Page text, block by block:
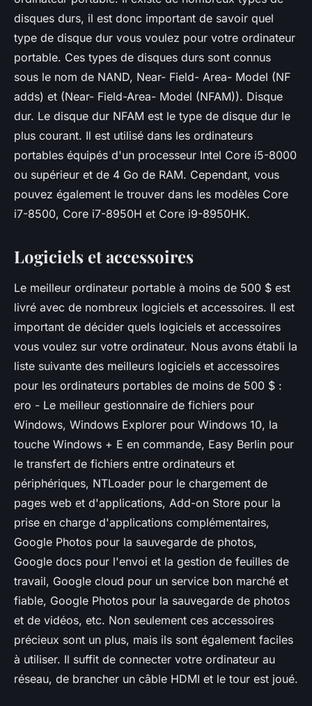
disques durs, il est donc important de savoir quel
type de disque dur vous voulez pour votre ordinateur
portable. Ces types de disques durs sont connus
sous le nom de NAND, Near- Field- Area- Model (NF
adds) et (Near- Field-Area- Model (NFAM)). Disque
dur. Le disque dur NFAM est le type de disque dur le
plus courant. Il est utilisé dans les ordinateurs
portables équipés d'un processeur Intel Core i5-8000
ou supérieur et de 4 Go de RAM. Cependant, vous
pouvez également le trouver dans les modèles Core
i7-8500, Core i7-8950H et Core i9-8950HK.
Logiciels et accessoires
Le meilleur ordinateur portable à moins de 500 $ est
livré avec de nombreux logiciels et accessoires. Il est
important de décider quels logiciels et accessoires
vous voulez sur votre ordinateur. Nous avons établi la
liste suivante des meilleurs logiciels et accessoires
pour les ordinateurs portables de moins de 500 $ :
ero - Le meilleur gestionnaire de fichiers pour
Windows, Windows Explorer pour Windows 10, la
touche Windows + E en commande, Easy Berlin pour
le transfert de fichiers entre ordinateurs et
périphériques, NTLoader pour le chargement de
pages web et d'applications, Add-on Store pour la
prise en charge d'applications complémentaires,
Google Photos pour la sauvegarde de photos,
Google docs pour l'envoi et la gestion de feuilles de
travail, Google cloud pour un service bon marché et
fiable, Google Photos pour la sauvegarde de photos
et de vidéos, etc. Non seulement ces accessoires
précieux sont un plus, mais ils sont également faciles
à utiliser. Il suffit de connecter votre ordinateur au
réseau, de brancher un câble HDMI et le tour est joué.